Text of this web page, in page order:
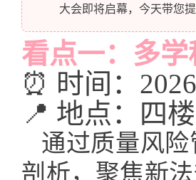
大会即将启幕，今天带您
看点一：多
⏰ 时间：
📍 地点：四
通过质量风
剖析，聚焦新